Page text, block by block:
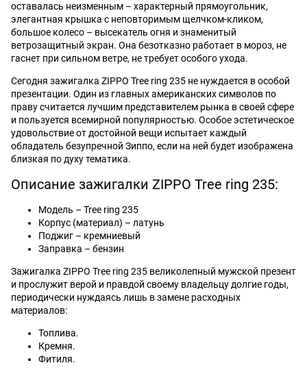
оставалась неизменным – характерный прямоугольник,
элегантная крышка с неповторимым щелчком-кликом,
большое колесо – высекатель огня и знаменитый
ветрозащитный экран. Она безотказно работает в мороз, не
гаснет при сильном ветре, не требует особого ухода.
Сегодня зажигалка ZIPPO Tree ring 235 не нуждается в особой
презентации. Один из главных американских символов по
праву считается лучшим представителем рынка в своей сфере
и пользуется всемирной популярностью. Особое эстетическое
удовольствие от достойной вещи испытает каждый
обладатель безупречной Зиппо, если на ней будет изображена
близкая по духу тематика.
Описание зажигалки ZIPPO Tree ring 235:
Модель – Tree ring 235
Корпус (материал) – латунь
Поджиг – кремниевый
Заправка – бензин
Зажигалка ZIPPO Tree ring 235 великолепный мужской презент
и прослужит верой и правдой своему владельцу долгие годы,
периодически нуждаясь лишь в замене расходных
материалов:
Топлива.
Кремня.
Фитиля.